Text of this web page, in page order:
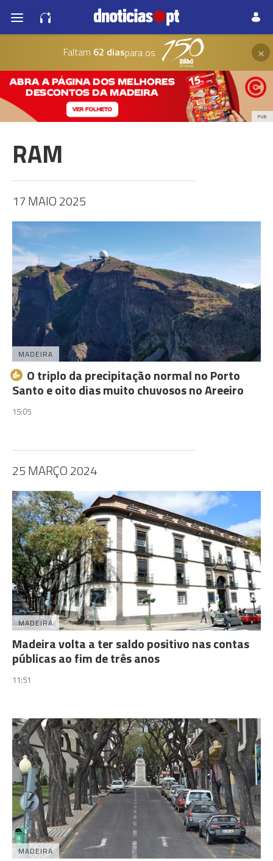
Faltam 62 diaspara os ×
PUB
RAM
17 MAIO 2025
MADEIRA
O triplo da precipitação normal no Porto
Santo e oito dias muito chuvosos no Areeiro
15:05
25 MARÇO 2024
MADEIRA
Madeira volta a ter saldo positivo nas contas
públicas ao fim de três anos
11:51
MADEIRA